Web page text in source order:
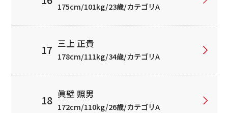
175cm/101kg/23歳/カテゴリA
三上 正貴
178cm/111kg/34歳/カテゴリA
眞壁 照男
172cm/110kg/26歳/カテゴリA